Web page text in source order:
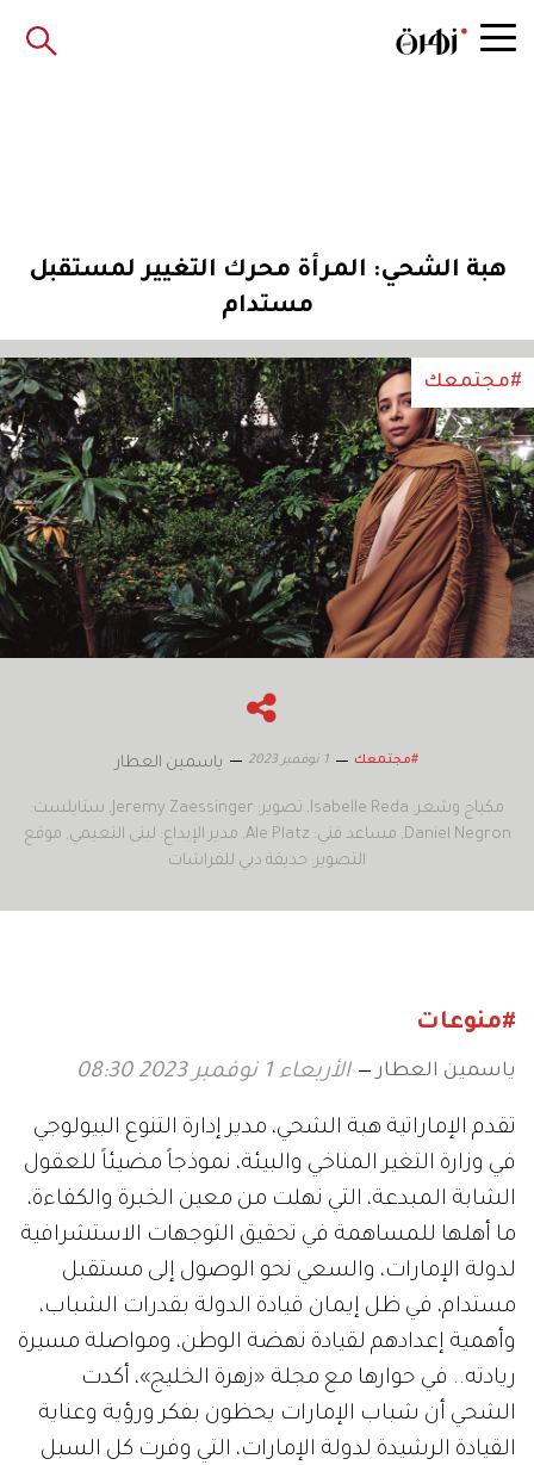
هبة الشحي: المرأة محرك التغيير لمستقبل
مستدام
#مجتمعك
#مجتمعك 1 نوفمبر 2023 ياسمين العطار
مكياج وشعر: Isabelle Reda تصوير: Jeremy Zaessinger
ستايلست:
Daniel Negron مساعد فني: Ale Platz مدير الإبداع: لبنى النعيمي موقع
التصوير: حديقة دبي للفراشات
#منوعات
ياسمين العطار الأربعاء 1 نوفمبر 2023 08:30
تقدم الإماراتية هبة الشحي، مدير إدارة التنوع البيولوجي
في وزارة التغير المناخي والبيئة، نموذجاً مضيئاً للعقول
الشابة المبدعة، التي نهلت من معين الخبرة والكفاءة،
ما أهلها للمساهمة في تحقيق التوجهات الاستشرافية
لدولة الإمارات، والسعي نحو الوصول إلى مستقبل
مستدام، في ظل إيمان قيادة الدولة بقدرات الشباب،
وأهمية إعدادهم لقيادة نهضة الوطن، ومواصلة مسيرة
ريادته.. في حوارها مع مجلة «زهرة الخليج»، أكدت
الشحي أن شباب الإمارات يحظون بفكر ورؤية وعناية
القيادة الرشيدة لدولة الإمارات، التي وفرت كل السبل